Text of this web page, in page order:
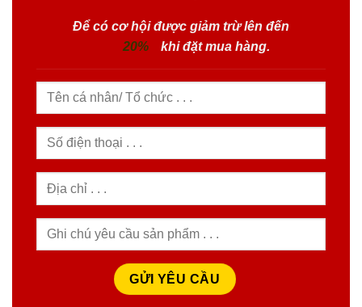
Để có cơ hội được giảm trừ lên đến
20%
khi đặt mua hàng.